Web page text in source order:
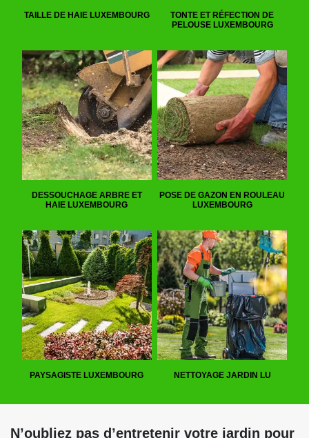
TAILLE DE HAIE LUXEMBOURG
TONTE ET RÉFECTION DE
PELOUSE LUXEMBOURG
DESSOUCHAGE ARBRE ET
HAIE LUXEMBOURG
POSE DE GAZON EN ROULEAU
LUXEMBOURG
PAYSAGISTE LUXEMBOURG NETTOYAGE JARDIN LU
N’oubliez pas d’entretenir votre jardin pour